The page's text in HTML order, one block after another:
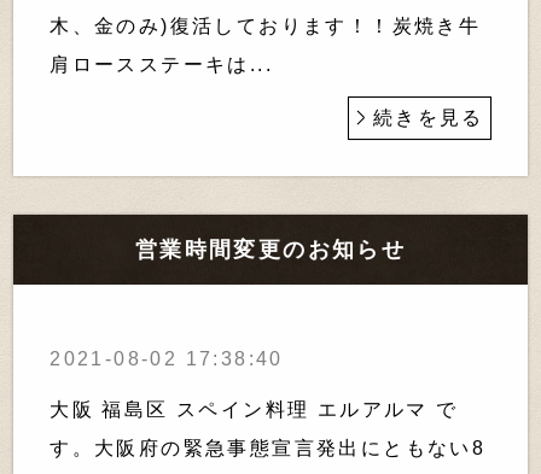
木、金のみ)復活しております！！炭焼き牛
肩ロースステーキは...
続きを見る
営業時間変更のお知らせ
2021-08-02 17:38:40
大阪 福島区 スペイン料理 エルアルマ で
す。大阪府の緊急事態宣言発出にともない8